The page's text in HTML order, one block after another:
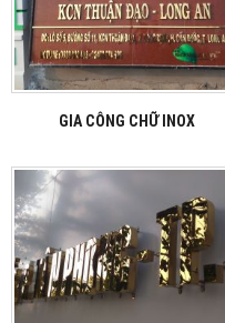
GIA CÔNG CHỮ INOX